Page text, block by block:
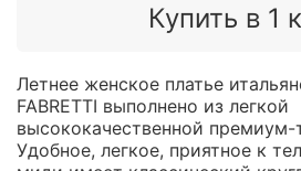
Купить в 1
Летнее женское платье
FABRETTI выполнено из легкой
высококачественной премиум-
Удобное, легкое, приятное к